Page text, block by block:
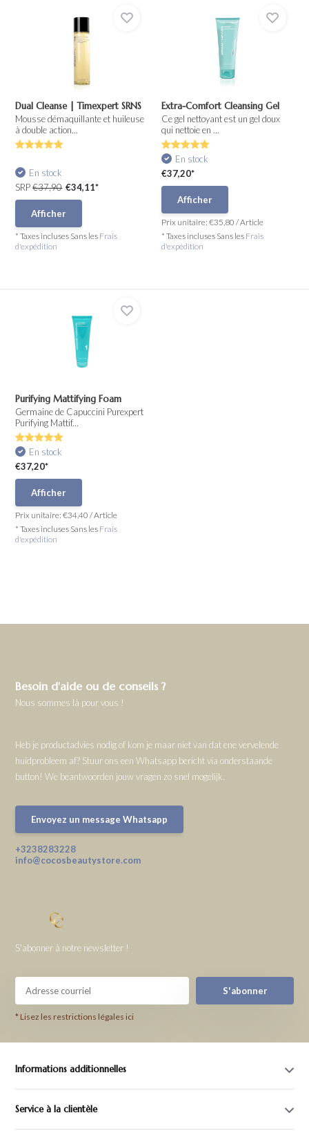
Dual Cleanse | Timexpert SRNS
Mousse démaquillante et huileuse
à double action...
En stock
SRP€37,90 €34,11*
Afficher
* Taxes incluses Sans les Frais
d'expédition
Extra-Comfort Cleansing Gel
Ce gel nettoyant est un gel doux
qui nettoie en ...
En stock
€37,20*
Afficher
Prix unitaire: €35,80 /Article
* Taxes incluses Sans les Frais
d'expédition
Purifying Mattifying Foam
Germaine de Capuccini Purexpert
Purifying Mattif...
En stock
€37,20*
Afficher
Prix unitaire:€34,40 /Article
* Taxes incluses Sans les Frais
d'expédition
Besoin d'aide ou de conseils ?
Nous sommes là pour vous !
Heb je productadvies nodig of kom je maar niet van dat ene vervelende
huidprobleem af? Stuur ons een Whatsapp bericht via onderstaande
button! We beantwoorden jouw vragen zo snel mogelijk.
Envoyez un message Whatsapp
+3238283228
info@cocosbeautystore.com
S'abonner à notre newsletter !
S'abonner
* Lisez les restrictions légales ici
Informations additionnelles
Service à la clientèle